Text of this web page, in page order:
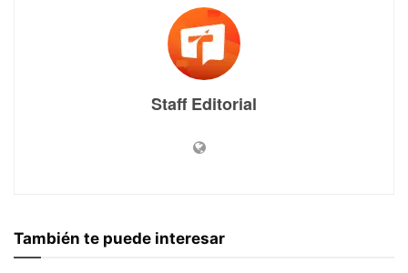
Staff Editorial
También te puede interesar